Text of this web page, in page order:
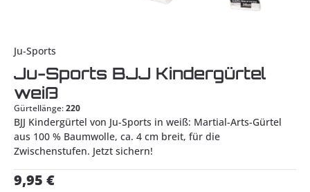
Ju-Sports
Ju-Sports BJJ Kindergürtel
weiß
Gürtellänge:220
BJJ Kindergürtel von Ju-Sports in weiß: Martial-Arts-Gürtel
aus 100 % Baumwolle, ca. 4 cm breit, für die
Zwischenstufen. Jetzt sichern!
Regulärer Preis:
9,95 €